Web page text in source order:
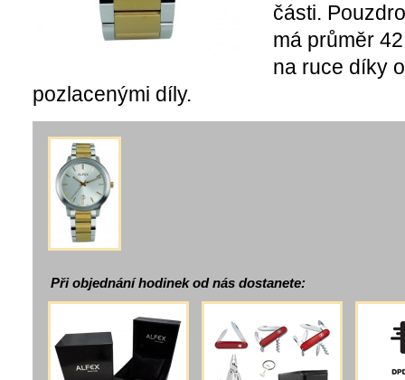
části.
má průměr
na ruce díky
pozlacenými díly.
Při objednání hodinek od nás dostanete: